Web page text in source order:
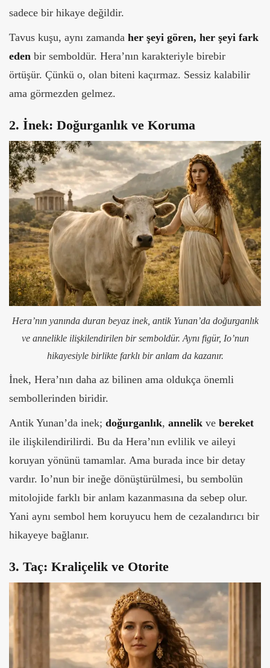
sadece bir hikaye değildir.
Tavus kuşu, aynı zamanda her şeyi gören, her şeyi fark
eden bir semboldür. Hera’nın karakteriyle birebir
örtüşür. Çünkü o, olan biteni kaçırmaz. Sessiz kalabilir
ama görmezden gelmez.
2. İnek: Doğurganlık ve Koruma
Hera’nın yanında duran beyaz inek, antik Yunan’da doğurganlık
ve annelikle ilişkilendirilen bir semboldür. Aynı figür, Io’nun
hikayesiyle birlikte farklı bir anlam da kazanır.
İnek, Hera’nın daha az bilinen ama oldukça önemli
sembollerinden biridir.
Antik Yunan’da inek; doğurganlık, annelik ve bereket
ile ilişkilendirilirdi. Bu da Hera’nın evlilik ve aileyi
koruyan yönünü tamamlar. Ama burada ince bir detay
vardır. Io’nun bir ineğe dönüştürülmesi, bu sembolün
mitolojide farklı bir anlam kazanmasına da sebep olur.
Yani aynı sembol hem koruyucu hem de cezalandırıcı bir
hikayeye bağlanır.
3. Taç: Kraliçelik ve Otorite